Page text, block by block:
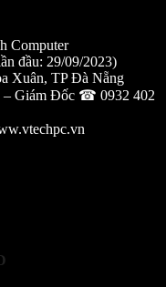
Computer
đầu: 29/09/2023)
Xuân, TP Đà Nẵng
– Giám Đốc ☎ 0932 402